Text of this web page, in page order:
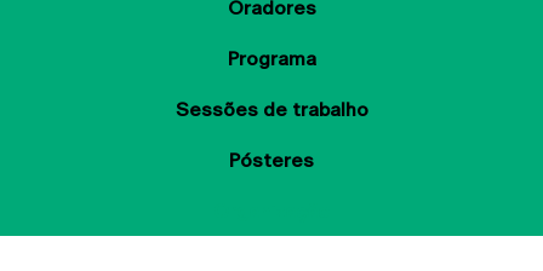
Oradores
Programa
Sessões de trabalho
Pósteres